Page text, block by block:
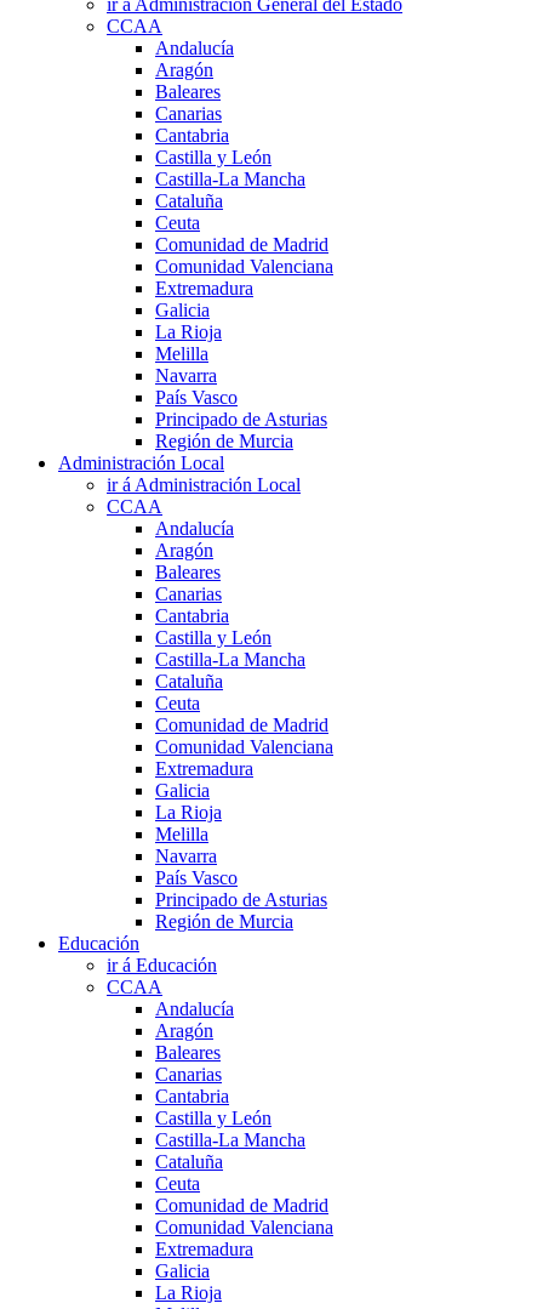
CCAA
Andalucía
Aragón
Baleares
Canarias
Cantabria
Castilla y León
Castilla-La Mancha
Cataluña
Ceuta
Comunidad de Madrid
Comunidad Valenciana
Extremadura
Galicia
La Rioja
Melilla
Navarra
País Vasco
Principado de Asturias
Región de Murcia
Administración Local
ir á Administración Local
CCAA
Andalucía
Aragón
Baleares
Canarias
Cantabria
Castilla y León
Castilla-La Mancha
Cataluña
Ceuta
Comunidad de Madrid
Comunidad Valenciana
Extremadura
Galicia
La Rioja
Melilla
Navarra
País Vasco
Principado de Asturias
Región de Murcia
Educación
ir á Educación
CCAA
Andalucía
Aragón
Baleares
Canarias
Cantabria
Castilla y León
Castilla-La Mancha
Cataluña
Ceuta
Comunidad de Madrid
Comunidad Valenciana
Extremadura
Galicia
La Rioja